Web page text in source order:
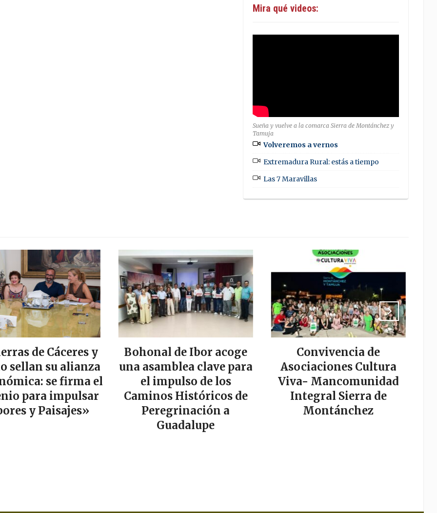
Mira qué videos:
Sueña y vuelve a la comarca Sierra de Montánchez y
Tamuja
Volveremos a vernos
Extremadura Rural: estás a tiempo
Las 7 Maravillas
de Cáceres y
sellan su alianza
se firma el
para impulsar
y Paisajes»
Bohonal de Ibor acoge
una asamblea clave para
el impulso de los
Caminos Históricos de
Peregrinación a
Guadalupe
Convivencia de
Asociaciones Cultura
Viva- Mancomunidad
Integral Sierra de
Montánchez